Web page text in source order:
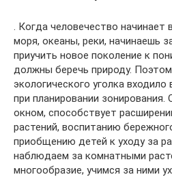
. Когда человечество начинает
моря, океаны, реки, начинаешь
приучить новое поколение к
должны беречь природу.
экологического уголка
при планировании зонирования.
окном, способствует
растений, воспитанию
приобщению детей к уходу за
наблюдаем за комнатными
многообразие, учимся за ними